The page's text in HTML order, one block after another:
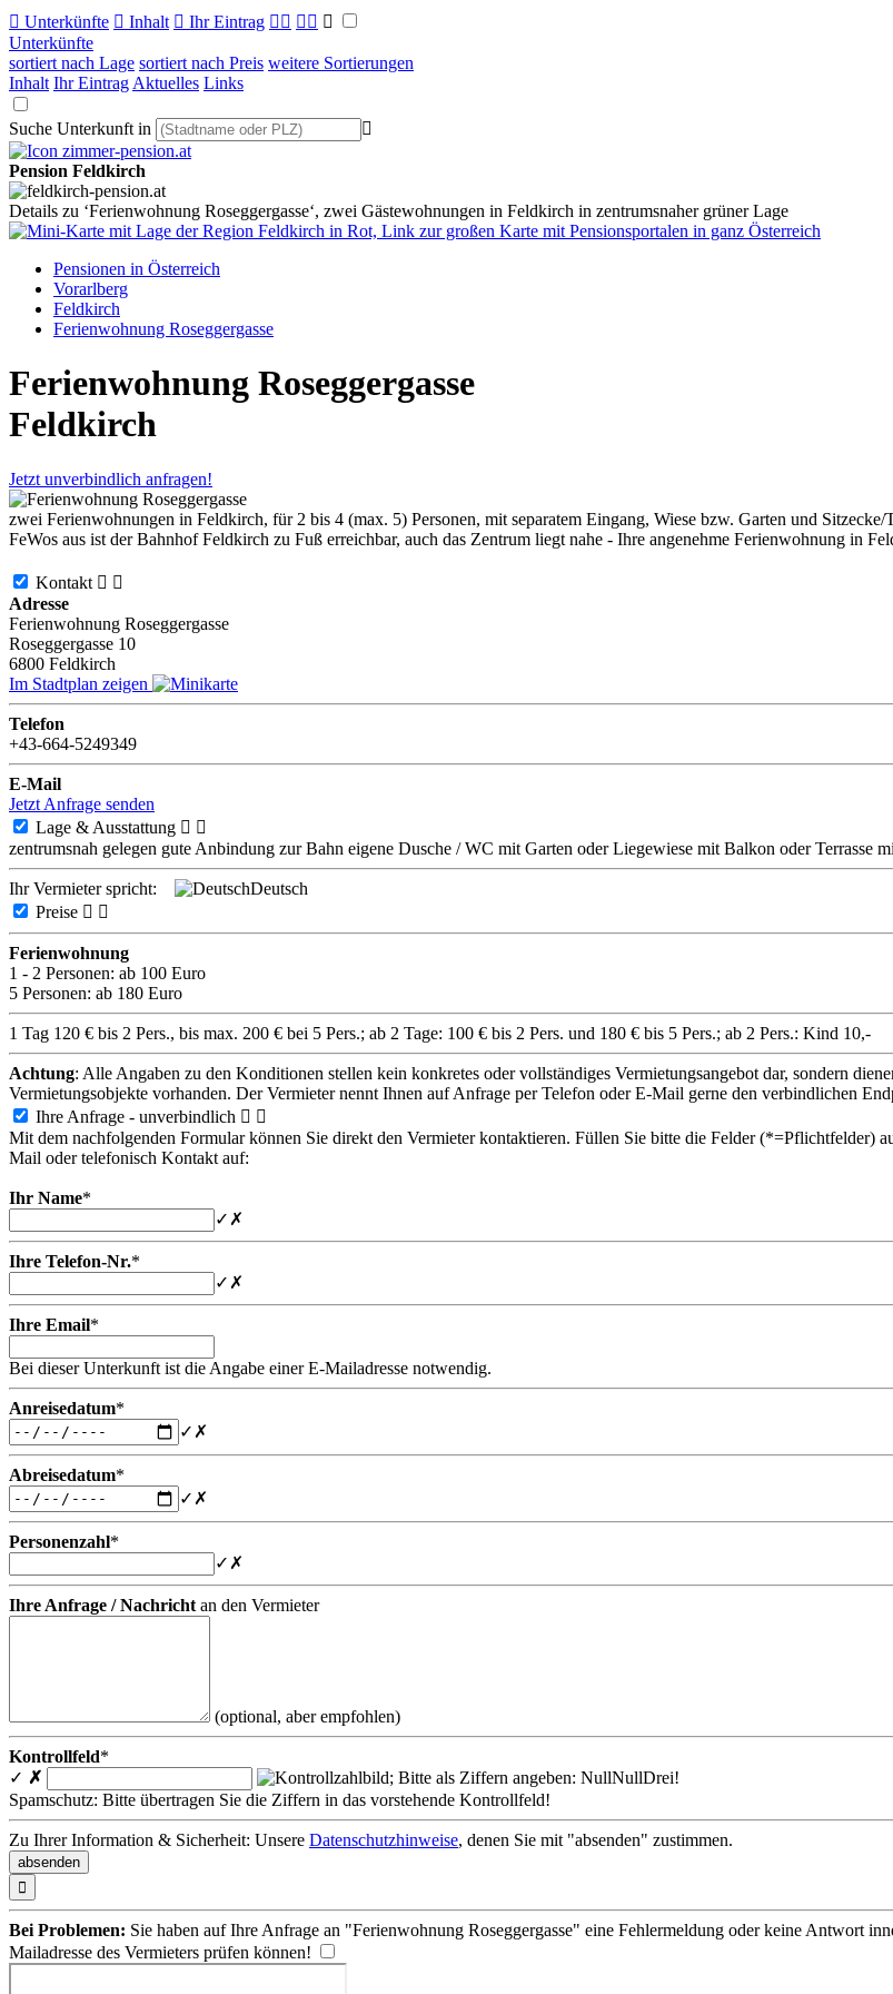
 Unterkünfte  Inhalt  Ihr Eintrag   
Unterkünfte
sortiert nach Lage sortiert nach Preis weitere Sortierungen
Inhalt Ihr Eintrag Aktuelles Links
Suche Unterkunft in 
Pension Feldkirch
Details zu ‘Ferienwohnung Roseggergasse‘, zwei Gästewohnungen in Feldkirch in zentrumsnaher grüner Lage
Pensionen in Österreich
Vorarlberg
Feldkirch
Ferienwohnung Roseggergasse
Ferienwohnung Roseggergasse
Feldkirch
Jetzt unverbindlich anfragen!
zwei Ferienwohnungen in Feldkirch, für 2 bis 4 (max. 5) Personen, mit separatem Eingang, Wiese bzw. Garten und
FeWos aus ist der Bahnhof Feldkirch zu Fuß erreichbar, auch das Zentrum liegt nahe - Ihre angenehme Ferienwohnung in
Kontakt  
Adresse
Ferienwohnung Roseggergasse
Roseggergasse 10
6800 Feldkirch
Im Stadtplan zeigen
Telefon
+43-664-5249349
E-Mail
Jetzt Anfrage senden
Lage & Ausstattung  
zentrumsnah gelegen gute Anbindung zur Bahn eigene Dusche / WC mit Garten oder Liegewiese mit Balkon oder Terrasse
Ihr Vermieter spricht:
Deutsch
Preise  
Ferienwohnung
1 - 2 Personen: ab 100 Euro
5 Personen: ab 180 Euro
1 Tag 120 € bis 2 Pers., bis max. 200 € bei 5 Pers.; ab 2 Tage: 100 € bis 2 Pers. und 180 € bis 5 Pers.; ab 2 Pers.: Kind 10,-
Achtung: Alle Angaben zu den Konditionen stellen kein konkretes oder vollständiges Vermietungsangebot dar, sondern
Vermietungsobjekte vorhanden. Der Vermieter nennt Ihnen auf Anfrage per Telefon oder E-Mail gerne den verbindlichen
Ihre Anfrage - unverbindlich  
Mit dem nachfolgenden Formular können Sie direkt den Vermieter kontaktieren. Füllen Sie bitte die Felder (*=Pflichtfelder)
Mail oder telefonisch Kontakt auf:
Ihr Name*
✓ ✗
Ihre Telefon-Nr.*
✓ ✗
Ihre Email*
Bei dieser Unterkunft ist die Angabe einer E-Mailadresse notwendig.
Anreisedatum*
✓ ✗
Abreisedatum*
✓ ✗
Personenzahl*
✓ ✗
Ihre Anfrage / Nachricht an den Vermieter
(optional, aber empfohlen)
Kontrollfeld*
✓ ✗
Spamschutz: Bitte übertragen Sie die Ziffern in das vorstehende Kontrollfeld!
Zu Ihrer Information & Sicherheit: Unsere Datenschutzhinweise, denen Sie mit "absenden" zustimmen.

Bei Problemen: Sie haben auf Ihre Anfrage an "Ferienwohnung Roseggergasse" eine Fehlermeldung oder keine Antwort
Mailadresse des Vermieters prüfen können!